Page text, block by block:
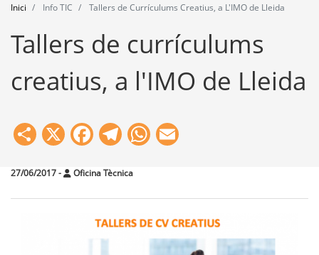
Agenda
Formació
Eines
Inici Info TIC Tallers de Currículums Creatius, a L'IMO de Lleida
Tallers de currículums
creatius, a l'IMO de Lleida
Share
X Facebook
Telegram
WhatsApp
27/06/2017- Oficina Tècnica